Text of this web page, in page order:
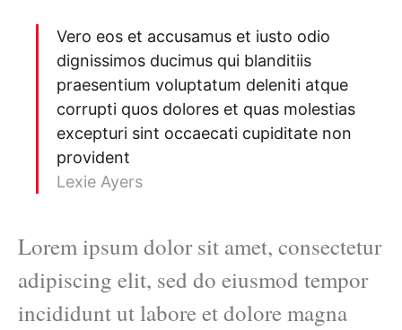
Vero eos et accusamus et iusto odio
dignissimos ducimus qui blanditiis
praesentium voluptatum deleniti atque
corrupti quos dolores et quas molestias
excepturi sint occaecati cupiditate non
provident
Lexie Ayers
Lorem ipsum dolor sit amet, consectetur
adipiscing elit, sed do eiusmod tempor
incididunt ut labore et dolore magna